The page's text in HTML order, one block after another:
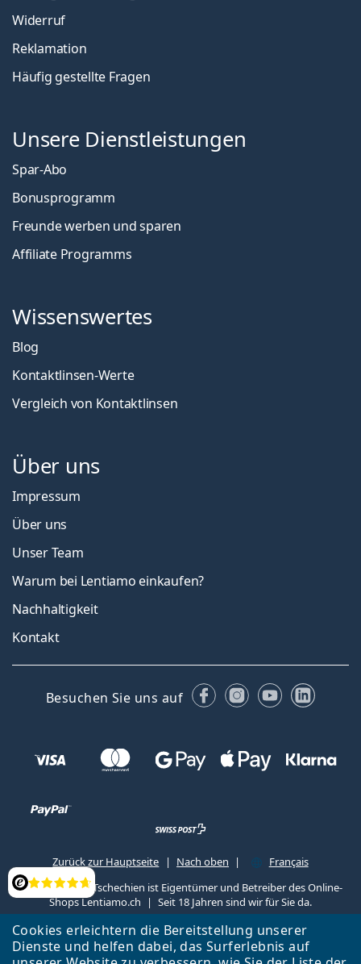
Cookies erleichtern die Bereitstellung unserer
Dienste und helfen dabei, das Surferlebnis auf
Bewertung
Widerruf
Reklamation
Häufig gestellte Fragen
Unsere Dienstleistungen
Spar-Abo
Bonusprogramm
Freunde werben und sparen
Affiliate Programms
Wissenswertes
Blog
Kontaktlinsen-Werte
Vergleich von Kontaktlinsen
Über uns
Impressum
Über uns
Unser Team
Warum bei Lentiamo einkaufen?
Nachhaltigkeit
Kontakt
Besuchen Sie uns auf FacebookInstagram
YouTube
Zurück zur Hauptseite Nach oben
Français
Lentiamo s.r.o., Tschechien ist Eigentümer und Betreiber des Online-
Shops Lentiamo.ch
Seit 18 Jahren sind wir für Sie da.